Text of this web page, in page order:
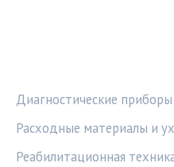
Диагностические приборы
Расходные материалы и
Реабилитационная